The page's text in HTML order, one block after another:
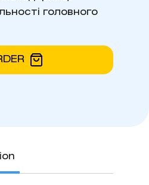
головного